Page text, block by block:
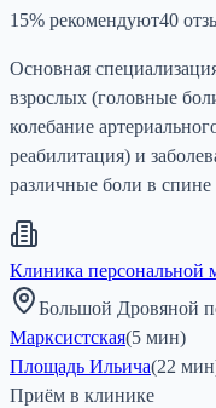
15% рекомендуют40
Основная
взрослых (головные
колебание
реабилитация) и
различные боли в
Клиника персональной
Большой Дровяной
Марксистская(5 мин)
Площадь Ильича(22
Приём в клинике